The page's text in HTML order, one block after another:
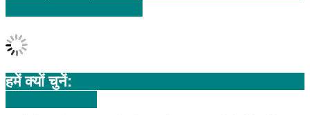
हमें क्यों चुनें:
1. उद्योग के अनुभव के बारह साल, अलीबाबा के साथ सहयोग 8years, आप के लिए विभिन्न पेशेवर